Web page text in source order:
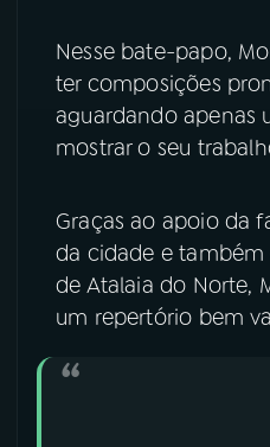
YouTube
Instagram
Nesse bate-papo,
ter composições
aguardando apenas
mostrar o seu
Graças ao apoio da
da cidade e
de Atalaia do Norte,
um repertório bem